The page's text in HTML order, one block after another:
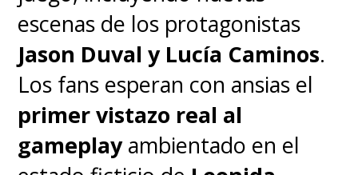
escenas de los protagonistas
Jason Duval y Lucía Caminos.
Los fans esperan con ansias el
primer vistazo real al
gameplayambientado en el